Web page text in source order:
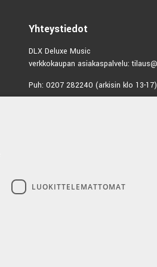
Yhteystiedot
DLX Deluxe Music
verkkokaupan asiakaspalvelu:
Puh: 0207 282240 (arkisin klo 13-17)
LUOKITTELEMATTOMAT